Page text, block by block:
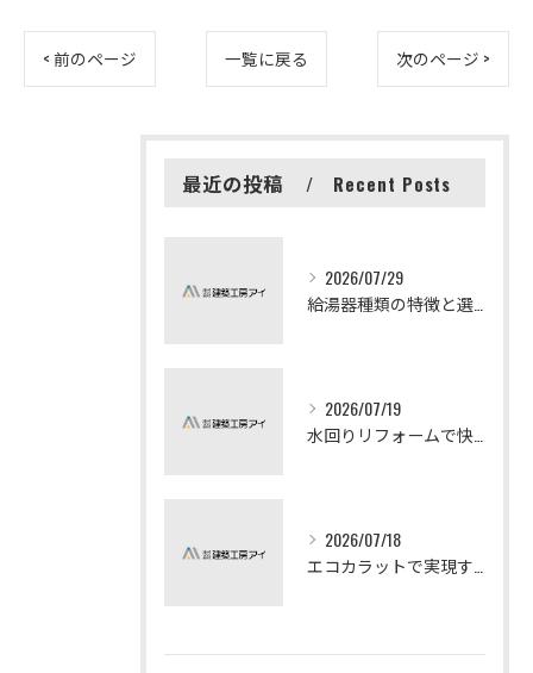
< 前のページ 一覧に戻る 次のページ >
最近の投稿 Recent Posts
2026/07/29
2026/07/19
2026/07/18